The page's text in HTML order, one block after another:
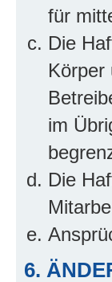
für
Die
Körper
im
Die
6.